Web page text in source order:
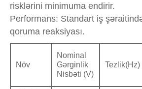
risklərini minimuma endirir.
Performans: Standart iş
qoruma reaksiyası.
Növ
Nominal
Gərginlik
Nisbəti (V)
Tezlik(Hz)